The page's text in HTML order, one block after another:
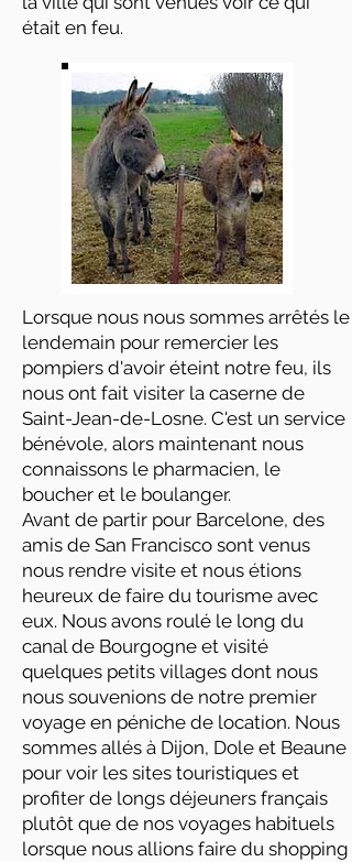
était en feu.
Lorsque nous nous sommes arrêtés le
lendemain pour remercier les
pompiers d'avoir éteint notre feu, ils
nous ont fait visiter la caserne de
Saint-Jean-de-Losne. C'est un service
bénévole, alors maintenant nous
connaissons le pharmacien, le
boucher et le boulanger.
Avant de partir pour Barcelone, des
amis de San Francisco sont venus
nous rendre visite et nous étions
heureux de faire du tourisme avec
eux. Nous avons roulé le long du
canal de Bourgogne et visité
quelques petits villages dont nous
nous souvenions de notre premier
voyage en péniche de location. Nous
sommes allés à Dijon, Dole et Beaune
pour voir les sites touristiques et
profiter de longs déjeuners français
plutôt que de nos voyages habituels
lorsque nous allions faire du shopping